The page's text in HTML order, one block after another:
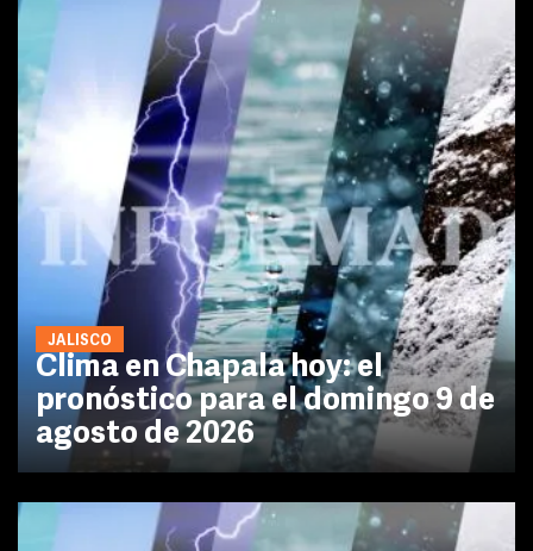
JALISCO
Clima en Chapala hoy: el
pronóstico para el domingo 9 de
agosto de 2026